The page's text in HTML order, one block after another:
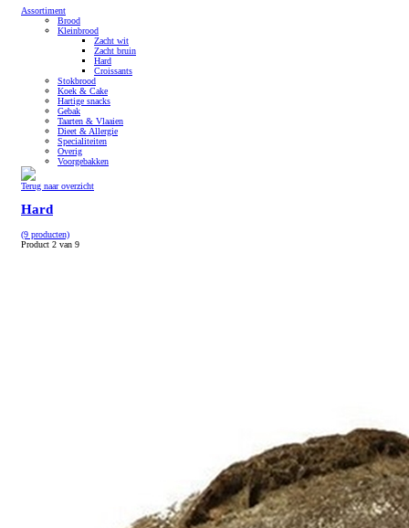
Assortiment
Brood
Kleinbrood
Zacht wit
Zacht bruin
Hard
Croissants
Stokbrood
Koek & Cake
Hartige snacks
Gebak
Taarten & Vlaaien
Dieet & Allergie
Specialiteiten
Overig
Voorgebakken
Terug naar overzicht
Hard
(9 producten)
Product 2 van 9